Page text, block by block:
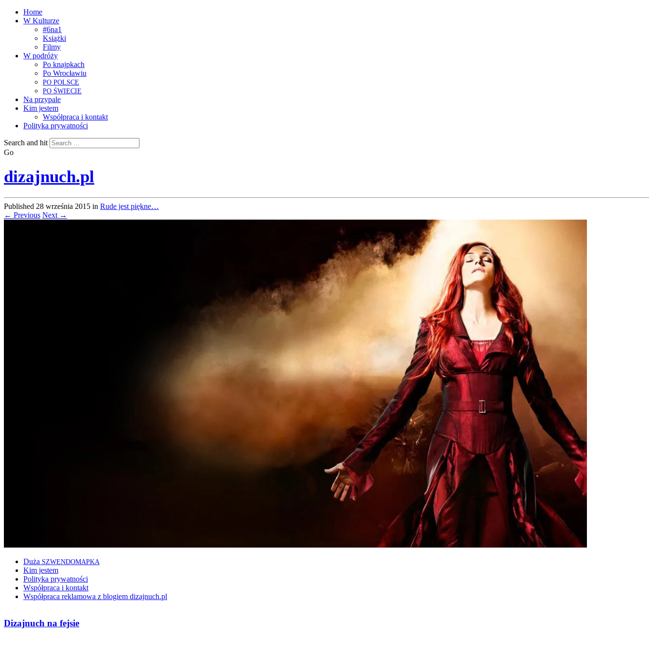
Home
W Kulturze
#6na1
Książki
Filmy
W podróży
Po knajpkach
Po Wrocławiu
PO POLSCE
PO ŚWIECIE
Na przypale
Kim jestem
Współpraca i kontakt
Polityka prywatności
Search and hit
Go
dizajnuch.pl
Published 28 września 2015 in Rude jest piękne…
← Previous Next →
Duża SZWENDOMAPKA
Kim jestem
Polityka prywatności
Współpraca i kontakt
Współpraca reklamowa z blogiem dizajnuch.pl
Dizajnuch na fejsie